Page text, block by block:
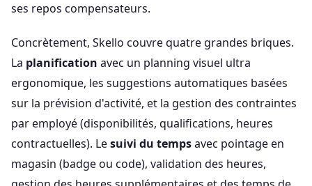
ses repos compensateurs.
Concrètement, Skello couvre quatre grandes briques.
La planification avec un planning visuel ultra
ergonomique, les suggestions automatiques basées
sur la prévision d'activité, et la gestion des contraintes
par employé (disponibilités, qualifications, heures
contractuelles). Lesuivi du tempsavec pointage en
magasin (badge ou code), validation des heures,